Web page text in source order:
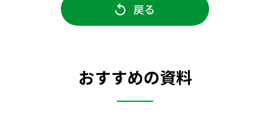
戻る
おすすめの資料